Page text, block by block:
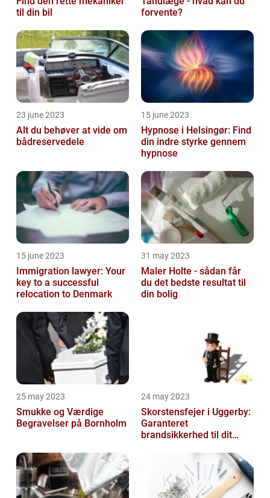
til din bil
forvente?
23 june 2023
Alt du behøver at vide om
bådreservedele
15 june 2023
Hypnose i Helsingør: Find
din indre styrke gennem
hypnose
15 june 2023
Immigration lawyer: Your
key to a successful
relocation to Denmark
31 may 2023
Maler Holte - sådan får
du det bedste resultat til
din bolig
25 may 2023
Smukke og Værdige
Begravelser på Bornholm
24 may 2023
Skorstensfejer i Uggerby:
Garanteret
brandsikkerhed til dit